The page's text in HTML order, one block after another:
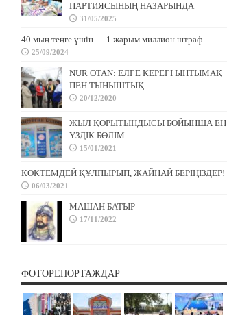
ПАРТИЯСЫНЫҢ НАЗАРЫНДА
31/05/2025
40 мың теңге үшін … 1 жарым миллион штраф
25/09/2024
NUR OTAN: ЕЛГЕ КЕРЕГІ ЫНТЫМАҚ
ПЕН ТЫНЫШТЫҚ
20/12/2020
ЖЫЛ ҚОРЫТЫНДЫСЫ БОЙЫНША ЕҢ
ҮЗДІК БӨЛІМ
15/01/2021
КӨКТЕМДЕЙ ҚҰЛПЫРЫП, ЖАЙНАЙ БЕРІҢІЗДЕР!
06/03/2021
МАШАН БАТЫР
17/11/2022
ФОТОРЕПОРТАЖДАР